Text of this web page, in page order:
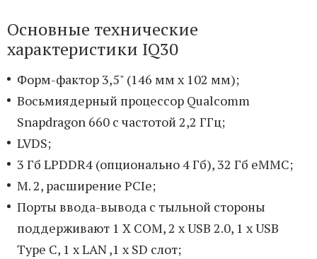
Основные технические
характеристики IQ30
Форм-фактор 3,5" (146 мм x 102 мм);
Восьмиядерный процессор Qualcomm
Snapdragon 660 с частотой 2,2 ГГц;
LVDS;
3 Гб LPDDR4 (опционально 4 Гб), 32 Гб eMMC;
M. 2, расширение PCIe;
Порты ввода-вывода с тыльной стороны
поддерживают 1 X COM, 2 x USB 2.0, 1 x USB
Type C, 1 x LAN ,1 x SD слот;